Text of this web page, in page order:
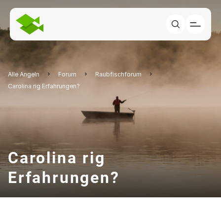
Alle Angeln Forum
Raubfischforum
Carolina rig Erfahrungen?
Carolina rig
Erfahrungen?